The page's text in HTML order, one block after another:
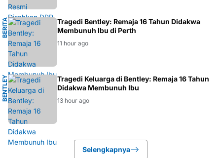
B
E
R
I
T
A
P
E
R
TH
Tragedi Bentley: Remaja 16 Tahun Didakwa
Membunuh Ibu di Perth
11 hour ago
B
E
N
TL
E
Y
P
E
R
TH
Tragedi Keluarga di Bentley: Remaja 16 Tahun
Didakwa Membunuh Ibu
13 hour ago
Selengkapnya